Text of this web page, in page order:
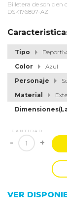
Billetera de sonic en
DSK176897-AZ
Tipo
Color
Azul
Personaje
Material
CANTIDAD
- +
VER